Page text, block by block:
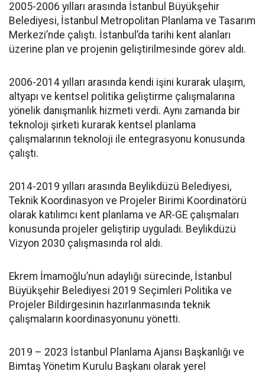
2005-2006 yılları arasında İstanbul Büyükşehir
Belediyesi, İstanbul Metropolitan Planlama ve Tasarım
Merkezi’nde çalıştı. İstanbul’da tarihi kent alanları
üzerine plan ve projenin geliştirilmesinde görev aldı.
2006-2014 yılları arasında kendi işini kurarak ulaşım,
altyapı ve kentsel politika geliştirme çalışmalarına
yönelik danışmanlık hizmeti verdi. Aynı zamanda bir
teknoloji şirketi kurarak kentsel planlama
çalışmalarının teknoloji ile entegrasyonu konusunda
çalıştı.
2014-2019 yılları arasında Beylikdüzü Belediyesi,
Teknik Koordinasyon ve Projeler Birimi Koordinatörü
olarak katılımcı kent planlama ve AR-GE çalışmaları
konusunda projeler geliştirip uyguladı. Beylikdüzü
Vizyon 2030 çalışmasında rol aldı.
Ekrem İmamoğlu’nun adaylığı sürecinde, İstanbul
Büyükşehir Belediyesi 2019 Seçimleri Politika ve
Projeler Bildirgesinin hazırlanmasında teknik
çalışmaların koordinasyonunu yönetti.
2019 – 2023 İstanbul Planlama Ajansı Başkanlığı ve
Bimtaş Yönetim Kurulu Başkanı olarak yerel